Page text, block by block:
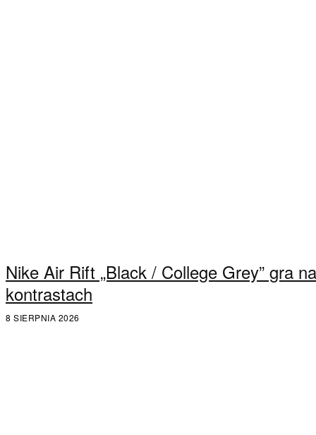
Nike Air Rift „Black / College Grey” gra na
kontrastach
8 SIERPNIA 2026